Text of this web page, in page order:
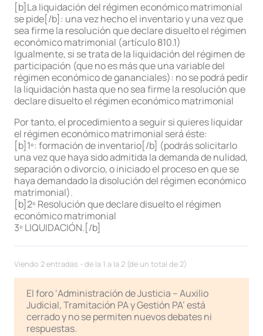
[b]La liquidación del régimen económico matrimonial
se pide[/b]: una vez hecho el inventario y una vez que
sea firme la resolución que declare disuelto el régimen
económico matrimonial (artículo 810.1)
Igualmente, si se trata de la liquidación del régimen de
participación (que no es más que una variable del
régimen económico de gananciales): no se podrá pedir
la liquidación hasta que no sea firme la resolución que
declare disuelto el régimen económico matrimonial
Por tanto, el procedimiento a seguir si quieres liquidar
el régimen económico matrimonial será éste:
[b]1º: formación de inventario[/b] (podrás solicitarlo
una vez que haya sido admitida la demanda de nulidad,
separación o divorcio, o iniciado el proceso en que se
haya demandado la disolución del régimen económico
matrimonial).
[b]2º Resolución que declare disuelto el régimen
económico matrimonial
3º LIQUIDACIÓN.[/b]
Viendo 2 entradas - de la 1 a la 2 (de un total de 2)
El foro ‘Administración de Justicia – Auxilio
Judicial, Tramitación PA y Gestión PA’ está
cerrado y no se permiten nuevos debates ni
respuestas.